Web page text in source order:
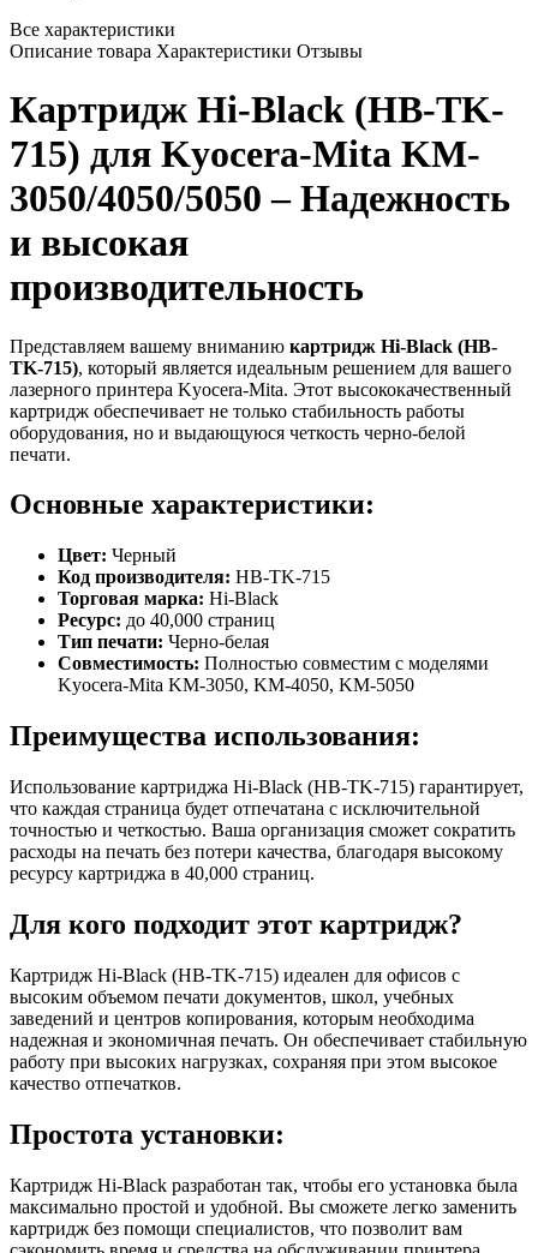
Все характеристики
Описание товара Характеристики Отзывы
Картридж Hi-Black (HB-TK-
715) для Kyocera-Mita KM-
3050/4050/5050 – Надежность
и высокая
производительность
Представляем вашему вниманию картридж Hi-Black (HB-
TK-715), который является идеальным решением для вашего
лазерного принтера Kyocera-Mita. Этот высококачественный
картридж обеспечивает не только стабильность работы
оборудования, но и выдающуюся четкость черно-белой
печати.
Основные характеристики:
Цвет: Черный
Код производителя: HB-TK-715
Торговая марка: Hi-Black
Ресурс: до 40,000 страниц
Тип печати: Черно-белая
Совместимость: Полностью совместим с моделями
Kyocera-Mita KM-3050, KM-4050, KM-5050
Преимущества использования:
Использование картриджа Hi-Black (HB-TK-715) гарантирует,
что каждая страница будет отпечатана с исключительной
точностью и четкостью. Ваша организация сможет сократить
расходы на печать без потери качества, благодаря высокому
ресурсу картриджа в 40,000 страниц.
Для кого подходит этот картридж?
Картридж Hi-Black (HB-TK-715) идеален для офисов с
высоким объемом печати документов, школ, учебных
заведений и центров копирования, которым необходима
надежная и экономичная печать. Он обеспечивает стабильную
работу при высоких нагрузках, сохраняя при этом высокое
качество отпечатков.
Простота установки:
Картридж Hi-Black разработан так, чтобы его установка была
максимально простой и удобной. Вы сможете легко заменить
картридж без помощи специалистов, что позволит вам